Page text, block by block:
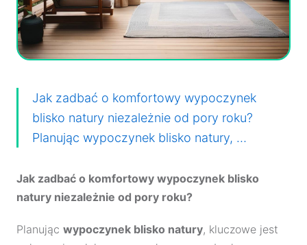
Jak zadbać o komfortowy wypoczynek
blisko natury niezależnie od pory roku?
Planując wypoczynek blisko natury, …
Jak zadbać o komfortowy wypoczynek blisko
natury niezależnie od pory roku?
Planując wypoczynek blisko natury, kluczowe jest